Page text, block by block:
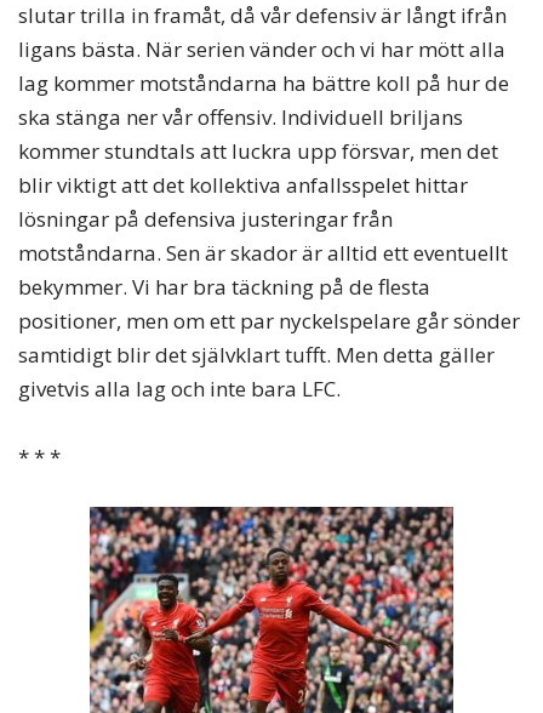
slutar trilla in framåt, då vår defensiv är långt ifrån
ligans bästa. När serien vänder och vi har mött alla
lag kommer motståndarna ha bättre koll på hur de
ska stänga ner vår offensiv. Individuell briljans
kommer stundtals att luckra upp försvar, men det
blir viktigt att det kollektiva anfallsspelet hittar
lösningar på defensiva justeringar från
motståndarna. Sen är skador är alltid ett eventuellt
bekymmer. Vi har bra täckning på de flesta
positioner, men om ett par nyckelspelare går sönder
samtidigt blir det självklart tufft. Men detta gäller
givetvis alla lag och inte bara LFC.
* * *